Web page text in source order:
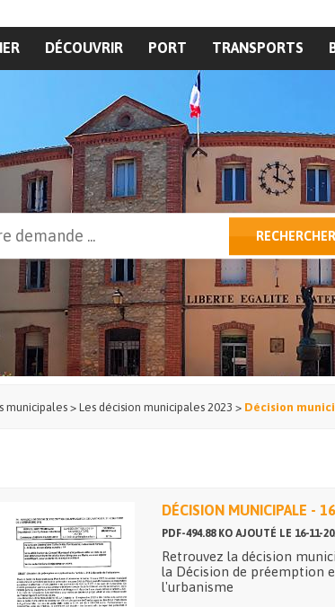
DÉCOUVRIR PORT TRANSPORTS
recherche RECHERCHER
municipales > Les décision municipales 2023 > Décision
DÉCISION MUNICIPALE -
PDF-494.88 KO AJOUTÉ LE 16-11-
Retrouvez la décision
la Décision de préemption
l'urbanisme